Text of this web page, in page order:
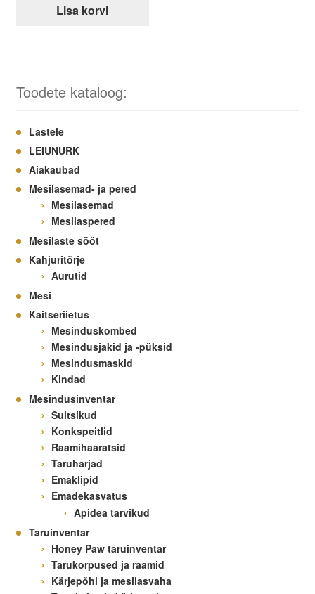
Lisa korvi
Toodete kataloog:
Lastele
LEIUNURK
Aiakaubad
Mesilasemad- ja pered
Mesilasemad
Mesilaspered
Mesilaste sööt
Kahjuritõrje
Aurutid
Mesi
Kaitseriietus
Mesinduskombed
Mesindusjakid ja -püksid
Mesindusmaskid
Kindad
Mesindusinventar
Suitsikud
Konkspeitlid
Raamihaaratsid
Taruharjad
Emaklipid
Emadekasvatus
Apidea tarvikud
Taruinventar
Honey Paw taruinventar
Tarukorpused ja raamid
Kärjepõhi ja mesilasvaha